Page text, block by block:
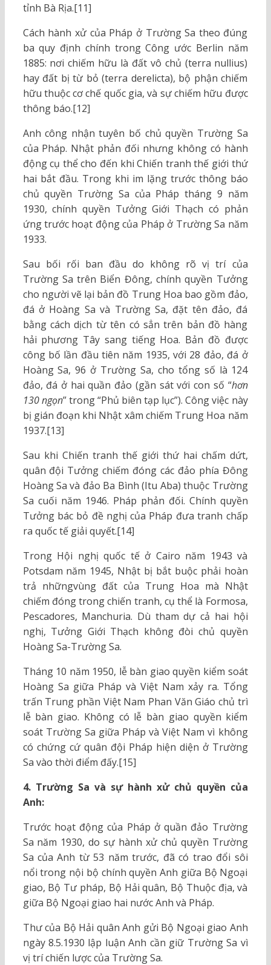
tỉnh Bà Rịa.[11]
Cách hành xử của Pháp ở Trường Sa theo đúng
ba quy định chính trong Công ước Berlin năm
1885: nơi chiếm hữu là đất vô chủ (terra nullius)
hay đất bị từ bỏ (terra derelicta), bộ phận chiếm
hữu thuộc cơ chế quốc gia, và sự chiếm hữu được
thông báo.[12]
Anh công nhận tuyên bố chủ quyền Trường Sa
của Pháp. Nhật phản đối nhưng không có hành
động cụ thể cho đến khi Chiến tranh thế giới thứ
hai bắt đầu. Trong khi im lặng trước thông báo
chủ quyền Trường Sa của Pháp tháng 9 năm
1930, chính quyền Tưởng Giới Thạch có phản
ứng trước hoạt động của Pháp ở Trường Sa năm
1933.
Sau bối rối ban đầu do không rõ vị trí của
Trường Sa trên Biển Đông, chính quyền Tưởng
cho người vẽ lại bản đồ Trung Hoa bao gồm đảo,
đá ở Hoàng Sa và Trường Sa, đặt tên đảo, đá
bằng cách dịch từ tên có sẳn trên bản đồ hàng
hải phương Tây sang tiếng Hoa. Bản đồ được
công bố lần đầu tiên năm 1935, với 28 đảo, đá ở
Hoàng Sa, 96 ở Trường Sa, cho tổng số là 124
đảo, đá ở hai quần đảo (gần sát với con số “hơn
130 ngọn” trong “Phủ biên tạp lục”). Công việc này
bị gián đoạn khi Nhật xâm chiếm Trung Hoa năm
1937.[13]
Sau khi Chiến tranh thế giới thứ hai chấm dứt,
quân đội Tưởng chiếm đóng các đảo phía Đông
Hoàng Sa và đảo Ba Bình (Itu Aba) thuộc Trường
Sa cuối năm 1946. Pháp phản đối. Chính quyền
Tưởng bác bỏ đề nghị của Pháp đưa tranh chấp
ra quốc tế giải quyết.[14]
Trong Hội nghị quốc tế ở Cairo năm 1943 và
Potsdam năm 1945, Nhật bị bắt buộc phải hoàn
trả nhữngvùng đất của Trung Hoa mà Nhật
chiếm đóng trong chiến tranh, cụ thể là Formosa,
Pescadores, Manchuria. Dù tham dự cả hai hội
nghị, Tưởng Giới Thạch không đòi chủ quyền
Hoàng Sa-Trường Sa.
Tháng 10 năm 1950, lễ bàn giao quyền kiểm soát
Hoàng Sa giữa Pháp và Việt Nam xảy ra. Tổng
trấn Trung phần Việt Nam Phan Văn Giáo chủ trì
lễ bàn giao. Không có lễ bàn giao quyền kiểm
soát Trường Sa giữa Pháp và Việt Nam vì không
có chứng cứ quân đội Pháp hiện diện ở Trường
Sa vào thời điểm đấy.[15]
4. Trường Sa và sự hành xử chủ quyền của
Anh:
Trước hoạt động của Pháp ở quần đảo Trường
Sa năm 1930, do sự hành xử chủ quyền Trường
Sa của Anh từ 53 năm trước, đã có trao đổi sôi
nổi trong nội bộ chính quyền Anh giữa Bộ Ngoại
giao, Bộ Tư pháp, Bộ Hải quân, Bộ Thuộc địa, và
giữa Bộ Ngoại giao hai nước Anh và Pháp.
Thư của Bộ Hải quân Anh gửi Bộ Ngoại giao Anh
ngày 8.5.1930 lập luận Anh cần giữ Trường Sa vì
vị trí chiến lược của Trường Sa.